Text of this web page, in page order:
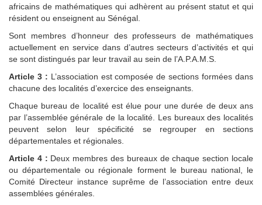
africains de mathématiques qui adhèrent au présent statut et qui
résident ou enseignent au Sénégal.
Sont membres d’honneur des professeurs de mathématiques
actuellement en service dans d’autres secteurs d’activités et qui
se sont distingués par leur travail au sein de l’A.P.A.M.S.
Article 3 : L’association est composée de sections formées dans
chacune des localités d’exercice des enseignants.
Chaque bureau de localité est élue pour une durée de deux ans
par l’assemblée générale de la localité. Les bureaux des localités
peuvent selon leur spécificité se regrouper en sections
départementales et régionales.
Article 4 : Deux membres des bureaux de chaque section locale
ou départementale ou régionale forment le bureau national, le
Comité Directeur instance suprême de l’association entre deux
assemblées générales.